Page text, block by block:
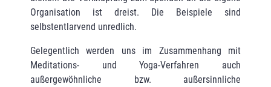
Organisation ist dreist. Die Beispiele sind
selbstentlarvend unredlich.
Gelegentlich werden uns im Zusammenhang mit
Meditations- und Yoga-Verfahren auch
außergewöhnliche bzw. außersinnliche